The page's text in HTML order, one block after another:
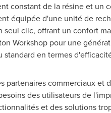
constant de la résine et un
équipée d'une unité de
clic, offrant un confort
Workshop pour une
en termes
partenaires commerciaux et
des utilisateurs de
et des solutions